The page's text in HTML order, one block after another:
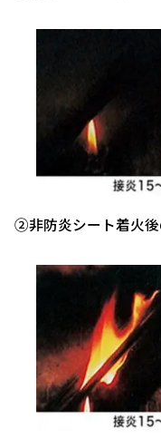
②非防炎シート着火後